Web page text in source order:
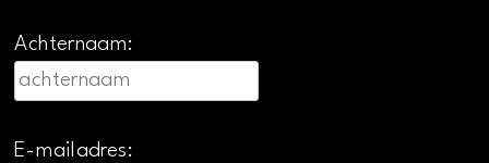
Achternaam:
E-mailadres: